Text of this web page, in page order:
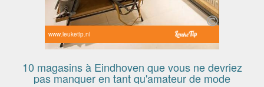
www.leuketip.nl
10 magasins à Eindhoven que vous ne devriez
pas manquer en tant qu'amateur de mode